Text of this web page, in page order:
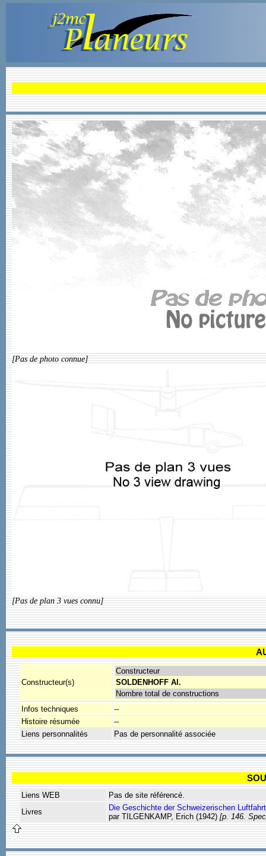
[Pas de photo connue]
[Pas de plan 3 vues connu]
Constructeur(s)
Constructeur
SOLDENHOFF Al.
Nombre total de constructions
Infos techniques
--
Histoire résumée
--
Liens personnalités
Pas de personnalité associée
Liens WEB
Pas de site référencé.
Livres
Die Geschichte der Schweizerischen
par TILGENKAMP, Erich (1942) [p. 146.